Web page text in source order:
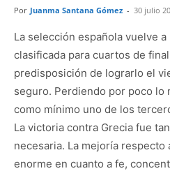
Por Juanma Santana Gómez - 30 julio
La selección española vuelve
clasificada para cuartos de
predisposición de lograrlo el
seguro. Perdiendo por poco lo
como mínimo uno de los
La victoria contra Grecia fue
necesaria. La mejoría respecto
enorme en cuanto a fe,